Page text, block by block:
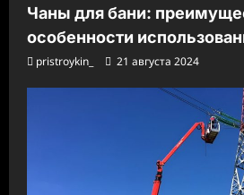
Чаны для бани:
особенности
pristroykin_ 21 августа 2024